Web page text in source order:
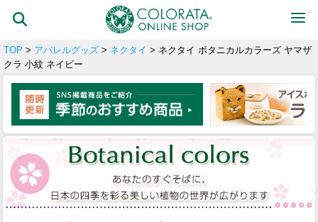
TOP > アパレルグッズ > ネクタイ > ネクタイ ボタニカルカラーズ ヤマザ
クラ 小紋 ネイビー